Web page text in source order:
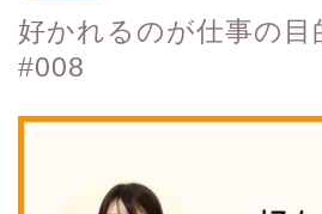
好かれるのが仕事の目
#008